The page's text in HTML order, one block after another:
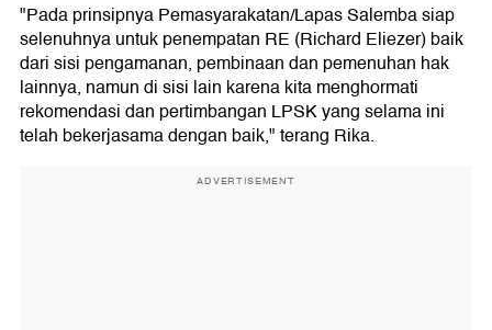
"Pada prinsipnya Pemasyarakatan/Lapas Salemba siap
selenuhnya untuk penempatan RE (Richard Eliezer) baik
dari sisi pengamanan, pembinaan dan pemenuhan hak
lainnya, namun di sisi lain karena kita menghormati
rekomendasi dan pertimbangan LPSK yang selama ini
telah bekerjasama dengan baik," terang Rika.
ADVERTISEMENT